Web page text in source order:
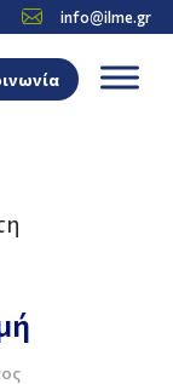
 info@ilme.gr